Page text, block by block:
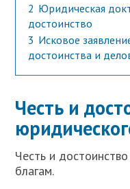
2 Юридическая
достоинство
3 Исковое
достоинства и
Честь и
Честь и
благам.